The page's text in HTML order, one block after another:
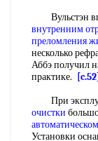
Вульстэн
внутренним
преломления
несколько
Аббэ получил
практике.
[c.52]
При
очистки
Установки